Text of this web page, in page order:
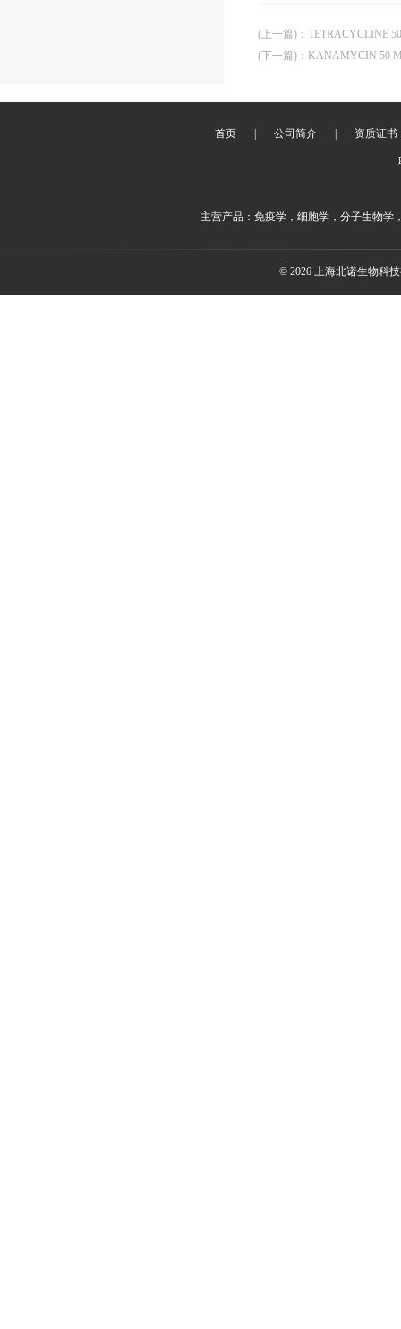
(上一篇) ： TETRACYCLINE
(下一篇) ： KANAMYCIN 50
首页 公司简介 资质证书
主营产品：免疫学，细胞学，分子生物学
© 2026 上海北诺生物科